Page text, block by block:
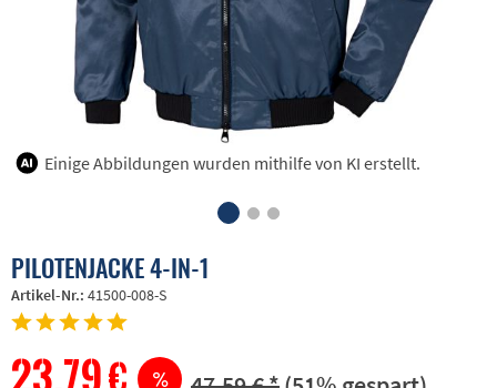
Einige Abbildungen wurden mithilfe von KI erstellt.
PILOTENJACKE 4-IN-1
Artikel-Nr.: 41500-008-S